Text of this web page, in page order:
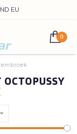
EU
0